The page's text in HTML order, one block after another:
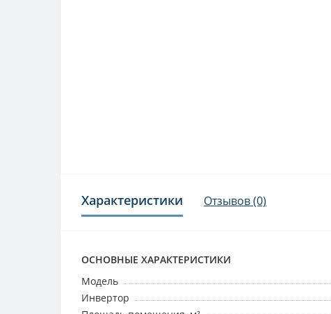
Характеристики Отзывов (0)
ОСНОВНЫЕ ХАРАКТЕРИСТИКИ
Модель
Инвертор